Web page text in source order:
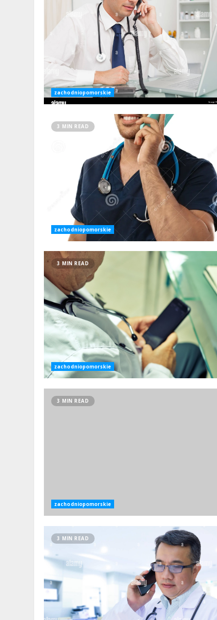
zachodniopomorskie
3 MIN READ
zachodniopomorskie
3 MIN READ
zachodniopomorskie
3 MIN READ
zachodniopomorskie
3 MIN READ